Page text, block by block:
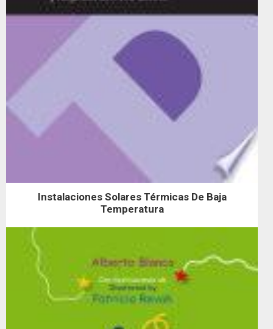
Instalaciones Solares Térmicas De Baja
Temperatura